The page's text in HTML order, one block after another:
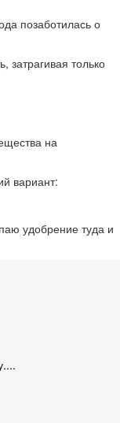
позаботилась о
только
на
вариант:
удобрение туда и